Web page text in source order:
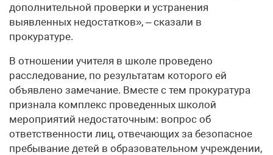
дополнительной проверки и устранения
выявленных недостатков», – сказали в
прокуратуре.
В отношении учителя в школе проведено
расследование, по результатам которого ей
объявлено замечание. Вместе с тем прокуратура
признала комплекс проведенных школой
мероприятий недостаточным: вопрос об
ответственности лиц, отвечающих за безопасное
пребывание детей в образовательном учреждении,